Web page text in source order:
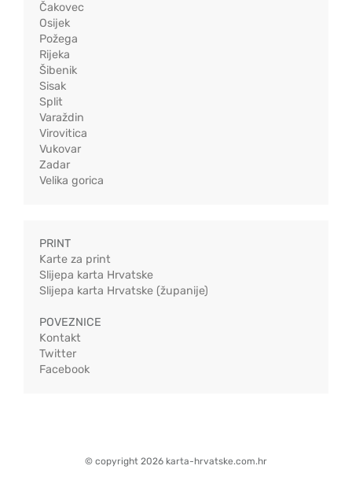
Čakovec
Osijek
Požega
Rijeka
Šibenik
Sisak
Split
Varaždin
Virovitica
Vukovar
Zadar
Velika gorica
PRINT
Karte za print
Slijepa karta Hrvatske
Slijepa karta Hrvatske (županije)
POVEZNICE
Kontakt
Twitter
Facebook
© copyright 2026 karta-hrvatske.com.hr